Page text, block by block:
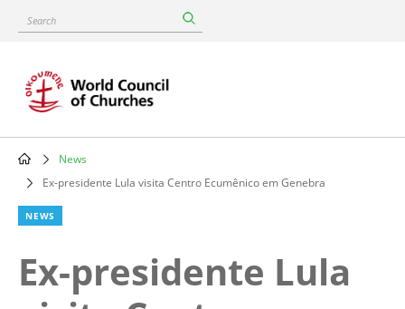
content
Search
Breadcrumb
News
Ex-presidente Lula visita Centro Ecumênico em Genebra
NEWS
Ex-presidente Lula